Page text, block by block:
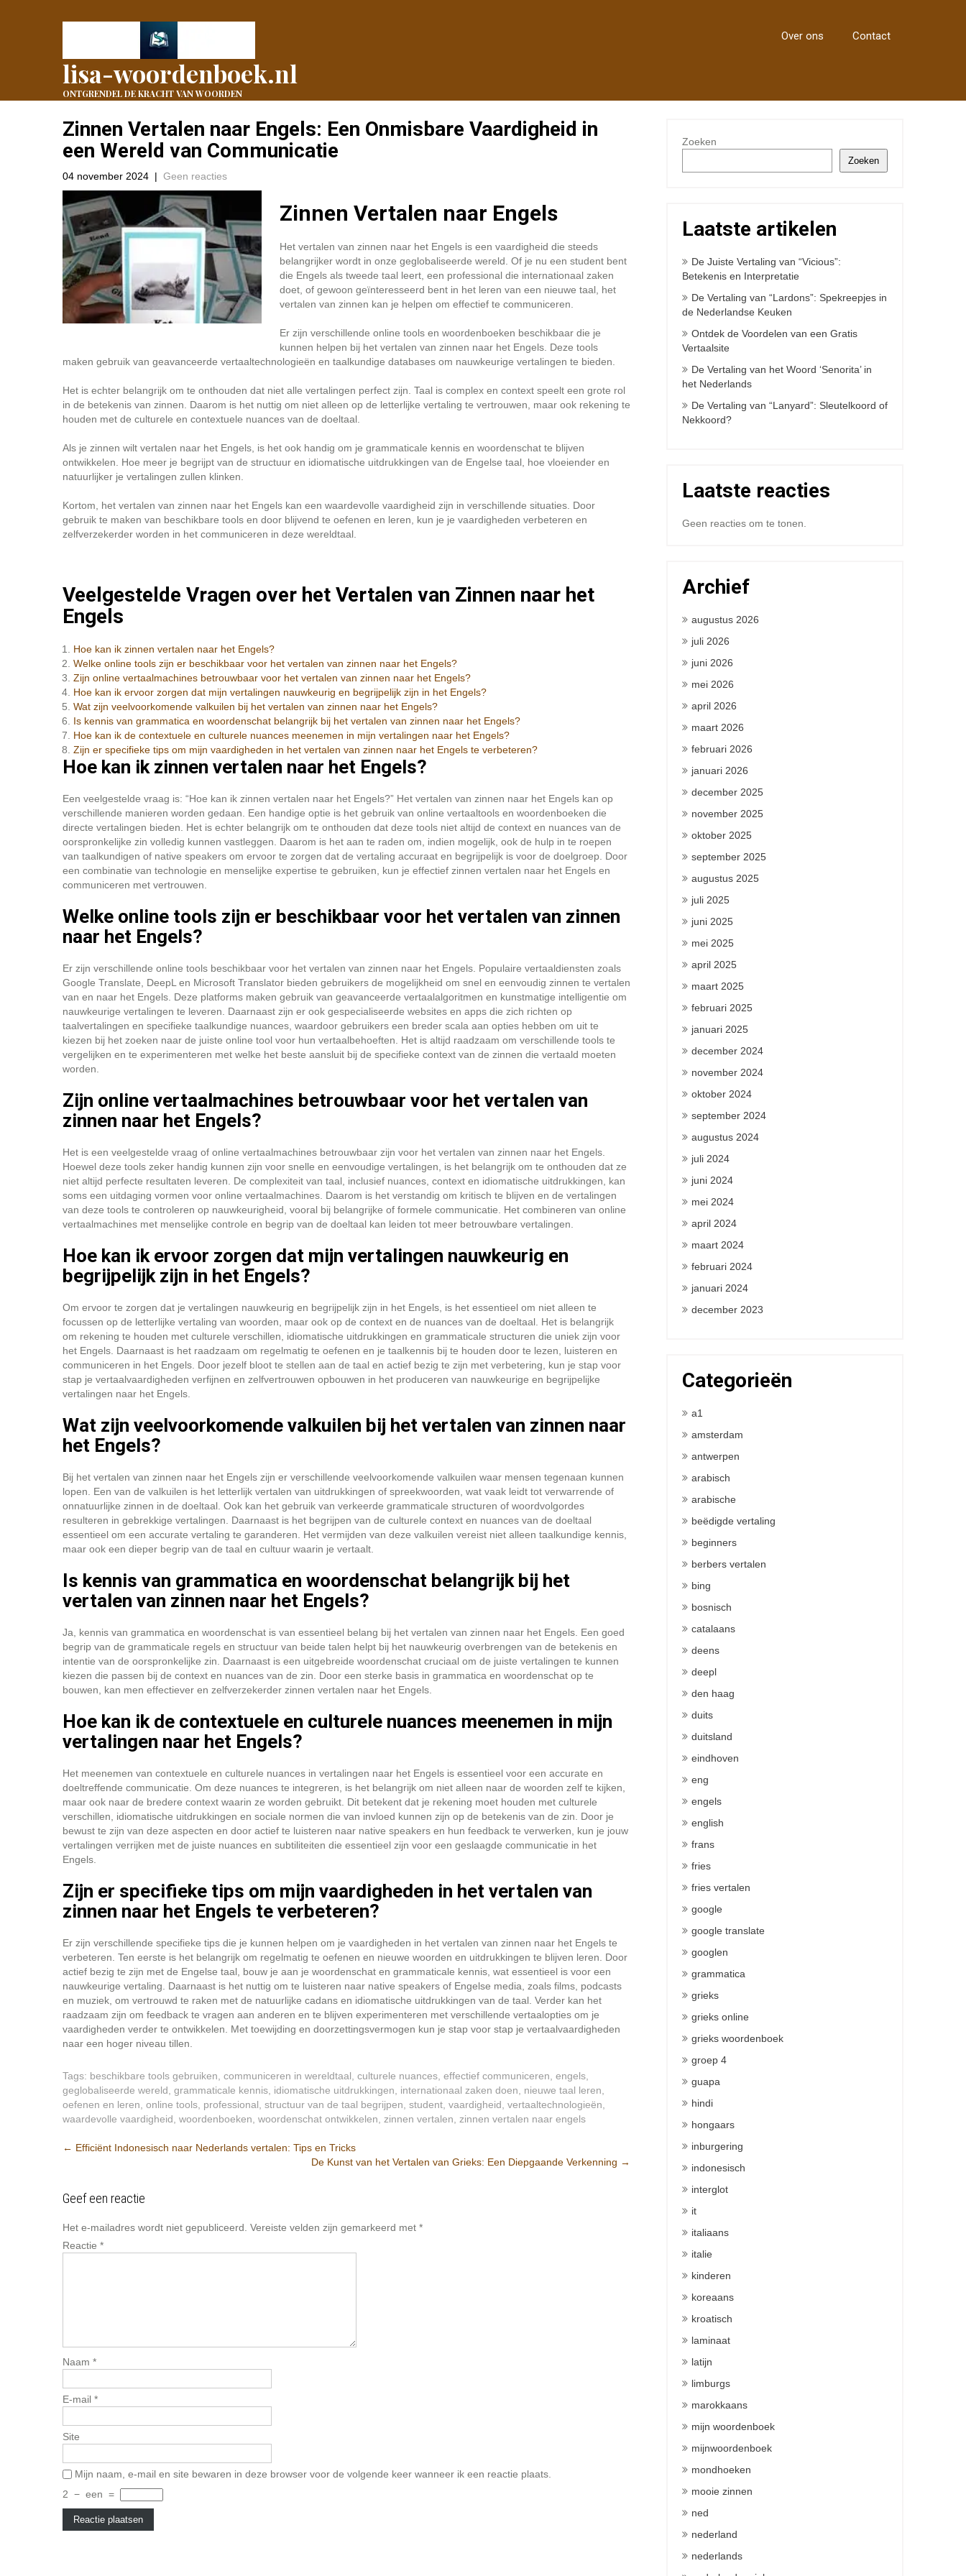
lisa-woordenboek.nl
ONTGRENDEL DE KRACHT VAN WOORDEN
Over ons Contact
Zinnen Vertalen naar Engels: Een Onmisbare Vaardigheid in
een Wereld van Communicatie
04 november 2024 | Geen reacties
Zinnen Vertalen naar Engels
Het vertalen van zinnen naar het Engels is een vaardigheid die steeds
belangrijker wordt in onze geglobaliseerde wereld. Of je nu een student bent
die Engels als tweede taal leert, een professional die internationaal zaken
doet, of gewoon geïnteresseerd bent in het leren van een nieuwe taal, het
vertalen van zinnen kan je helpen om effectief te communiceren.
Er zijn verschillende online tools en woordenboeken beschikbaar die je
kunnen helpen bij het vertalen van zinnen naar het Engels. Deze tools
maken gebruik van geavanceerde vertaaltechnologieën en taalkundige databases om nauwkeurige vertalingen te bieden.
Het is echter belangrijk om te onthouden dat niet alle vertalingen perfect zijn. Taal is complex en context speelt een grote rol
in de betekenis van zinnen. Daarom is het nuttig om niet alleen op de letterlijke vertaling te vertrouwen, maar ook rekening te
houden met de culturele en contextuele nuances van de doeltaal.
Als je zinnen wilt vertalen naar het Engels, is het ook handig om je grammaticale kennis en woordenschat te blijven
ontwikkelen. Hoe meer je begrijpt van de structuur en idiomatische uitdrukkingen van de Engelse taal, hoe vloeiender en
natuurlijker je vertalingen zullen klinken.
Kortom, het vertalen van zinnen naar het Engels kan een waardevolle vaardigheid zijn in verschillende situaties. Door
gebruik te maken van beschikbare tools en door blijvend te oefenen en leren, kun je je vaardigheden verbeteren en
zelfverzekerder worden in het communiceren in deze wereldtaal.
Veelgestelde Vragen over het Vertalen van Zinnen naar het
Engels
Hoe kan ik zinnen vertalen naar het Engels?
Welke online tools zijn er beschikbaar voor het vertalen van zinnen naar het Engels?
Zijn online vertaalmachines betrouwbaar voor het vertalen van zinnen naar het Engels?
Hoe kan ik ervoor zorgen dat mijn vertalingen nauwkeurig en begrijpelijk zijn in het Engels?
Wat zijn veelvoorkomende valkuilen bij het vertalen van zinnen naar het Engels?
Is kennis van grammatica en woordenschat belangrijk bij het vertalen van zinnen naar het Engels?
Hoe kan ik de contextuele en culturele nuances meenemen in mijn vertalingen naar het Engels?
Zijn er specifieke tips om mijn vaardigheden in het vertalen van zinnen naar het Engels te verbeteren?
Hoe kan ik zinnen vertalen naar het Engels?
Een veelgestelde vraag is: “Hoe kan ik zinnen vertalen naar het Engels?” Het vertalen van zinnen naar het Engels kan op
verschillende manieren worden gedaan. Een handige optie is het gebruik van online vertaaltools en woordenboeken die
directe vertalingen bieden. Het is echter belangrijk om te onthouden dat deze tools niet altijd de context en nuances van de
oorspronkelijke zin volledig kunnen vastleggen. Daarom is het aan te raden om, indien mogelijk, ook de hulp in te roepen
van taalkundigen of native speakers om ervoor te zorgen dat de vertaling accuraat en begrijpelijk is voor de doelgroep. Door
een combinatie van technologie en menselijke expertise te gebruiken, kun je effectief zinnen vertalen naar het Engels en
communiceren met vertrouwen.
Welke online tools zijn er beschikbaar voor het vertalen van zinnen
naar het Engels?
Er zijn verschillende online tools beschikbaar voor het vertalen van zinnen naar het Engels. Populaire vertaaldiensten zoals
Google Translate, DeepL en Microsoft Translator bieden gebruikers de mogelijkheid om snel en eenvoudig zinnen te vertalen
van en naar het Engels. Deze platforms maken gebruik van geavanceerde vertaalalgoritmen en kunstmatige intelligentie om
nauwkeurige vertalingen te leveren. Daarnaast zijn er ook gespecialiseerde websites en apps die zich richten op
taalvertalingen en specifieke taalkundige nuances, waardoor gebruikers een breder scala aan opties hebben om uit te
kiezen bij het zoeken naar de juiste online tool voor hun vertaalbehoeften. Het is altijd raadzaam om verschillende tools te
vergelijken en te experimenteren met welke het beste aansluit bij de specifieke context van de zinnen die vertaald moeten
worden.
Zijn online vertaalmachines betrouwbaar voor het vertalen van
zinnen naar het Engels?
Het is een veelgestelde vraag of online vertaalmachines betrouwbaar zijn voor het vertalen van zinnen naar het Engels.
Hoewel deze tools zeker handig kunnen zijn voor snelle en eenvoudige vertalingen, is het belangrijk om te onthouden dat ze
niet altijd perfecte resultaten leveren. De complexiteit van taal, inclusief nuances, context en idiomatische uitdrukkingen, kan
soms een uitdaging vormen voor online vertaalmachines. Daarom is het verstandig om kritisch te blijven en de vertalingen
van deze tools te controleren op nauwkeurigheid, vooral bij belangrijke of formele communicatie. Het combineren van online
vertaalmachines met menselijke controle en begrip van de doeltaal kan leiden tot meer betrouwbare vertalingen.
Hoe kan ik ervoor zorgen dat mijn vertalingen nauwkeurig en
begrijpelijk zijn in het Engels?
Om ervoor te zorgen dat je vertalingen nauwkeurig en begrijpelijk zijn in het Engels, is het essentieel om niet alleen te
focussen op de letterlijke vertaling van woorden, maar ook op de context en de nuances van de doeltaal. Het is belangrijk
om rekening te houden met culturele verschillen, idiomatische uitdrukkingen en grammaticale structuren die uniek zijn voor
het Engels. Daarnaast is het raadzaam om regelmatig te oefenen en je taalkennis bij te houden door te lezen, luisteren en
communiceren in het Engels. Door jezelf bloot te stellen aan de taal en actief bezig te zijn met verbetering, kun je stap voor
stap je vertaalvaardigheden verfijnen en zelfvertrouwen opbouwen in het produceren van nauwkeurige en begrijpelijke
vertalingen naar het Engels.
Wat zijn veelvoorkomende valkuilen bij het vertalen van zinnen naar
het Engels?
Bij het vertalen van zinnen naar het Engels zijn er verschillende veelvoorkomende valkuilen waar mensen tegenaan kunnen
lopen. Een van de valkuilen is het letterlijk vertalen van uitdrukkingen of spreekwoorden, wat vaak leidt tot verwarrende of
onnatuurlijke zinnen in de doeltaal. Ook kan het gebruik van verkeerde grammaticale structuren of woordvolgordes
resulteren in gebrekkige vertalingen. Daarnaast is het begrijpen van de culturele context en nuances van de doeltaal
essentieel om een accurate vertaling te garanderen. Het vermijden van deze valkuilen vereist niet alleen taalkundige kennis,
maar ook een dieper begrip van de taal en cultuur waarin je vertaalt.
Is kennis van grammatica en woordenschat belangrijk bij het
vertalen van zinnen naar het Engels?
Ja, kennis van grammatica en woordenschat is van essentieel belang bij het vertalen van zinnen naar het Engels. Een goed
begrip van de grammaticale regels en structuur van beide talen helpt bij het nauwkeurig overbrengen van de betekenis en
intentie van de oorspronkelijke zin. Daarnaast is een uitgebreide woordenschat cruciaal om de juiste vertalingen te kunnen
kiezen die passen bij de context en nuances van de zin. Door een sterke basis in grammatica en woordenschat op te
bouwen, kan men effectiever en zelfverzekerder zinnen vertalen naar het Engels.
Hoe kan ik de contextuele en culturele nuances meenemen in mijn
vertalingen naar het Engels?
Het meenemen van contextuele en culturele nuances in vertalingen naar het Engels is essentieel voor een accurate en
doeltreffende communicatie. Om deze nuances te integreren, is het belangrijk om niet alleen naar de woorden zelf te kijken,
maar ook naar de bredere context waarin ze worden gebruikt. Dit betekent dat je rekening moet houden met culturele
verschillen, idiomatische uitdrukkingen en sociale normen die van invloed kunnen zijn op de betekenis van de zin. Door je
bewust te zijn van deze aspecten en door actief te luisteren naar native speakers en hun feedback te verwerken, kun je jouw
vertalingen verrijken met de juiste nuances en subtiliteiten die essentieel zijn voor een geslaagde communicatie in het
Engels.
Zijn er specifieke tips om mijn vaardigheden in het vertalen van
zinnen naar het Engels te verbeteren?
Er zijn verschillende specifieke tips die je kunnen helpen om je vaardigheden in het vertalen van zinnen naar het Engels te
verbeteren. Ten eerste is het belangrijk om regelmatig te oefenen en nieuwe woorden en uitdrukkingen te blijven leren. Door
actief bezig te zijn met de Engelse taal, bouw je aan je woordenschat en grammaticale kennis, wat essentieel is voor een
nauwkeurige vertaling. Daarnaast is het nuttig om te luisteren naar native speakers of Engelse media, zoals films, podcasts
en muziek, om vertrouwd te raken met de natuurlijke cadans en idiomatische uitdrukkingen van de taal. Verder kan het
raadzaam zijn om feedback te vragen aan anderen en te blijven experimenteren met verschillende vertaalopties om je
vaardigheden verder te ontwikkelen. Met toewijding en doorzettingsvermogen kun je stap voor stap je vertaalvaardigheden
naar een hoger niveau tillen.
Tags: beschikbare tools gebruiken communiceren in wereldtaal culturele nuances effectief communiceren engels
geglobaliseerde wereld grammaticale kennis idiomatische uitdrukkingen internationaal zaken doen nieuwe taal leren
oefenen en leren online tools professional structuur van de taal begrijpen student vaardigheid vertaaltechnologieën
waardevolle vaardigheid woordenboeken woordenschat ontwikkelen zinnen vertalen zinnen vertalen naar engels
Berichtnavigatie
← Efficiënt Indonesisch naar Nederlands vertalen: Tips en Tricks
De Kunst van het Vertalen van Grieks: Een Diepgaande Verkenning →
Geef een reactie
Het e-mailadres wordt niet gepubliceerd. Vereiste velden zijn gemarkeerd met *
Reactie *
Naam *
E-mail *
Site
Mijn naam, e-mail en site bewaren in deze browser voor de volgende keer wanneer ik een reactie plaats.
2 − een =
Zoeken
Zoeken
Laatste artikelen
De Juiste Vertaling van “Vicious”:
Betekenis en Interpretatie
De Vertaling van “Lardons”: Spekreepjes in
de Nederlandse Keuken
Ontdek de Voordelen van een Gratis
Vertaalsite
De Vertaling van het Woord ‘Senorita’ in
het Nederlands
De Vertaling van “Lanyard”: Sleutelkoord of
Nekkoord?
Laatste reacties
Geen reacties om te tonen.
Archief
augustus 2026
juli 2026
juni 2026
mei 2026
april 2026
maart 2026
februari 2026
januari 2026
december 2025
november 2025
oktober 2025
september 2025
augustus 2025
juli 2025
juni 2025
mei 2025
april 2025
maart 2025
februari 2025
januari 2025
december 2024
november 2024
oktober 2024
september 2024
augustus 2024
juli 2024
juni 2024
mei 2024
april 2024
maart 2024
februari 2024
januari 2024
december 2023
Categorieën
a1
amsterdam
antwerpen
arabisch
arabische
beëdigde vertaling
beginners
berbers vertalen
bing
bosnisch
catalaans
deens
deepl
den haag
duits
duitsland
eindhoven
eng
engels
english
frans
fries
fries vertalen
google
google translate
googlen
grammatica
grieks
grieks online
grieks woordenboek
groep 4
guapa
hindi
hongaars
inburgering
indonesisch
interglot
it
italiaans
italie
kinderen
koreaans
kroatisch
laminaat
latijn
limburgs
marokkaans
mijn woordenboek
mijnwoordenboek
mondhoeken
mooie zinnen
ned
nederland
nederlands